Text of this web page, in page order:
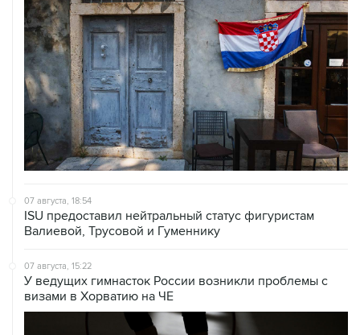
07 августа, 18:54
ISU предоставил нейтральный статус фигуристам
Валиевой, Трусовой и Гуменнику
07 августа, 15:22
У ведущих гимнасток России возникли проблемы с
визами в Хорватию на ЧЕ